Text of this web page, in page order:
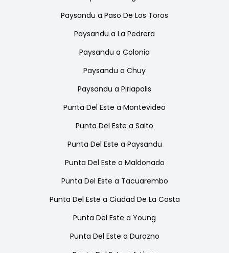
Paysandu a Paso De Los Toros
Paysandu a La Pedrera
Paysandu a Colonia
Paysandu a Chuy
Paysandu a Piriapolis
Punta Del Este a Montevideo
Punta Del Este a Salto
Punta Del Este a Paysandu
Punta Del Este a Maldonado
Punta Del Este a Tacuarembo
Punta Del Este a Ciudad De La Costa
Punta Del Este a Young
Punta Del Este a Durazno